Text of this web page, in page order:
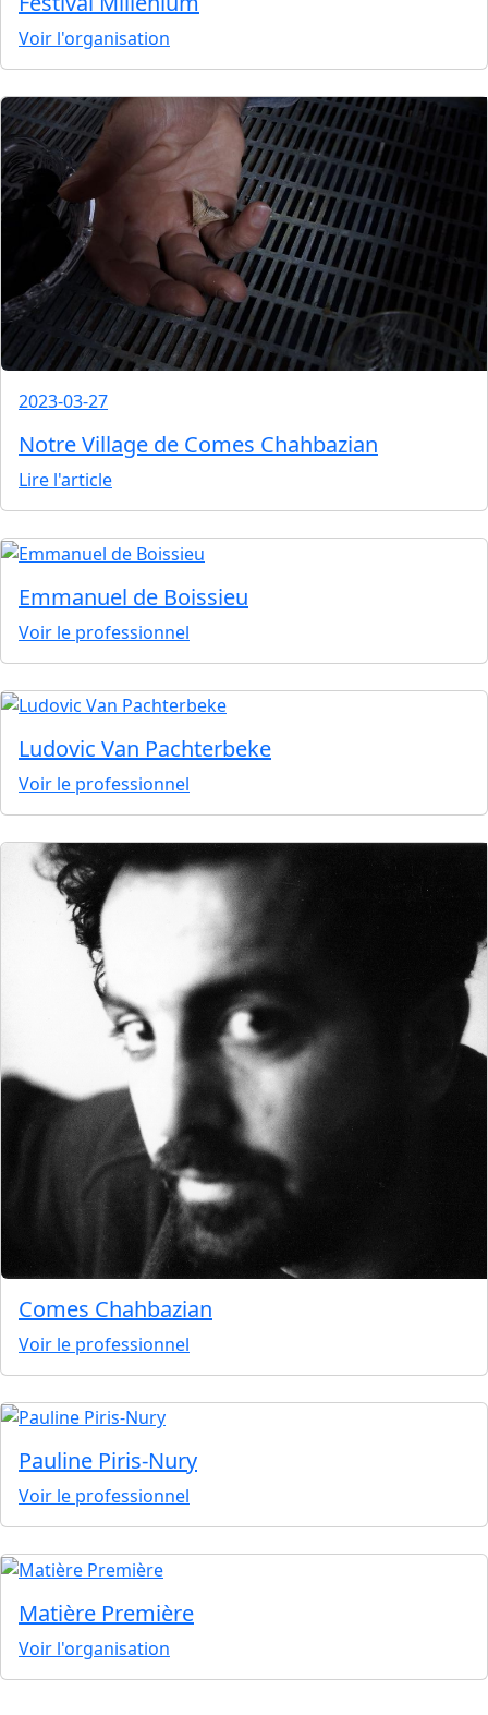
Voir l'organisation
2023-03-27
Notre Village de Comes Chahbazian
Lire l'article
Emmanuel de Boissieu
Voir le professionnel
Ludovic Van Pachterbeke
Voir le professionnel
Comes Chahbazian
Voir le professionnel
Pauline Piris-Nury
Voir le professionnel
Matière Première
Voir l'organisation